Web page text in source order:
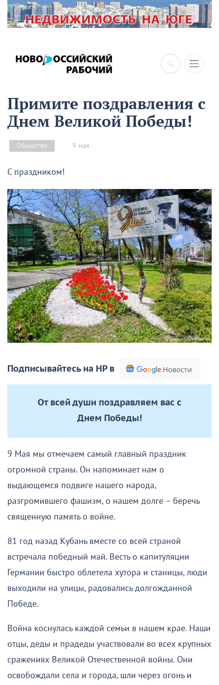
×
Примите поздравления с
Днем Великой Победы!
Общество 9 мая
С праздником!
Подписывайтесь на НР в
От всей души поздравляем вас с
Днем Победы!
9 Мая мы отмечаем самый главный праздник
огромной страны. Он напоминает нам о
выдающемся подвиге нашего народа,
разгромившего фашизм, о нашем долге – беречь
священную память о войне.
81 год назад Кубань вместе со всей страной
встречала победный май. Весть о капитуляции
Германии быстро облетела хутора и станицы, люди
выходили на улицы, радовались долгожданной
Победе.
Война коснулась каждой семьи в нашем крае. Наши
отцы, деды и прадеды участвовали во всех крупных
сражениях Великой Отечественной войны. Они
освобождали села и города, шли через огонь и